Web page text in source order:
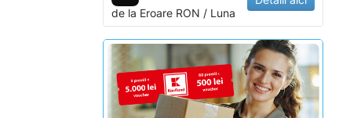
de la Eroare RON / Luna